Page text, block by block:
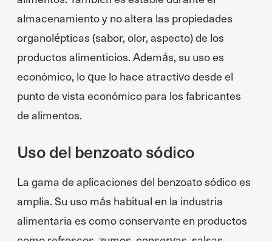
almacenamiento y no altera las propiedades
organolépticas (sabor, olor, aspecto) de los
productos alimenticios. Además, su uso es
económico, lo que lo hace atractivo desde el
punto de vista económico para los fabricantes
de alimentos.
Uso del benzoato sódico
La gama de aplicaciones del benzoato sódico es
amplia. Su uso más habitual en la industria
alimentaria es como conservante en productos